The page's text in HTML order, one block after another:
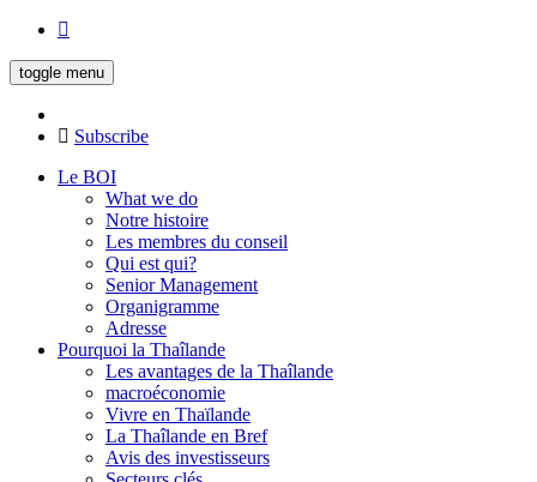
toggle menu
Subscribe
Le BOI
What we do
Notre histoire
Les membres du conseil
Qui est qui?
Senior Management
Organigramme
Adresse
Pourquoi la Thaîlande
Les avantages de la Thaîlande
macroéconomie
Vivre en Thaïlande
La Thaîlande en Bref
Avis des investisseurs